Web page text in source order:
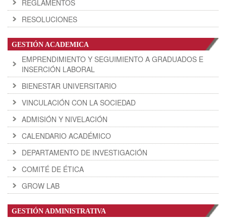
REGLAMENTOS
RESOLUCIONES
GESTIÓN ACADEMICA
EMPRENDIMIENTO Y SEGUIMIENTO A GRADUADOS E
INSERCIÓN LABORAL
BIENESTAR UNIVERSITARIO
VINCULACIÓN CON LA SOCIEDAD
ADMISIÓN Y NIVELACIÓN
CALENDARIO ACADÉMICO
DEPARTAMENTO DE INVESTIGACIÓN
COMITÉ DE ÉTICA
GROW LAB
GESTIÓN ADMINISTRATIVA